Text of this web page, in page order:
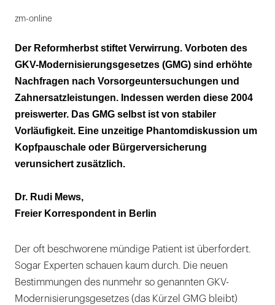
zm-online
Der Reformherbst stiftet Verwirrung. Vorboten des
GKV-Modernisierungsgesetzes (GMG) sind erhöhte
Nachfragen nach Vorsorgeuntersuchungen und
Zahnersatzleistungen. Indessen werden diese 2004
preiswerter. Das GMG selbst ist von stabiler
Vorläufigkeit. Eine unzeitige Phantomdiskussion um
Kopfpauschale oder Bürgerversicherung
verunsichert zusätzlich.
Dr. Rudi Mews,
Freier Korrespondent in Berlin
Der oft beschworene mündige Patient ist überfordert.
Sogar Experten schauen kaum durch. Die neuen
Bestimmungen des nunmehr so genannten GKV-
Modernisierungsgesetzes (das Kürzel GMG bleibt)